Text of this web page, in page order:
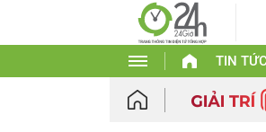
TIN TỨC